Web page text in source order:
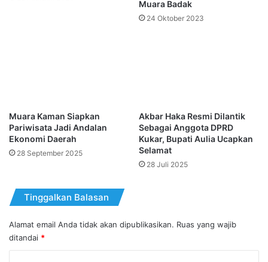
Muara Badak
24 Oktober 2023
Muara Kaman Siapkan
Pariwisata Jadi Andalan
Ekonomi Daerah
28 September 2025
Akbar Haka Resmi Dilantik
Sebagai Anggota DPRD
Kukar, Bupati Aulia Ucapkan
Selamat
28 Juli 2025
Tinggalkan Balasan
Alamat email Anda tidak akan dipublikasikan. Ruas yang wajib
ditandai *